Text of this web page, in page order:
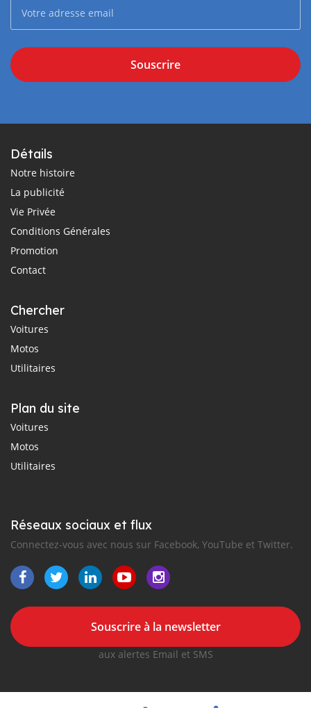
Souscrire
Détails
Notre histoire
La publicité
Vie Privée
Conditions Générales
Promotion
Contact
Chercher
Voitures
Motos
Utilitaires
Plan du site
Voitures
Motos
Utilitaires
Réseaux sociaux et flux
Connectez-vous avec nous sur Facebook, YouTube et Twitter.
Souscrire à la newsletter
aux alertes Email et SMS